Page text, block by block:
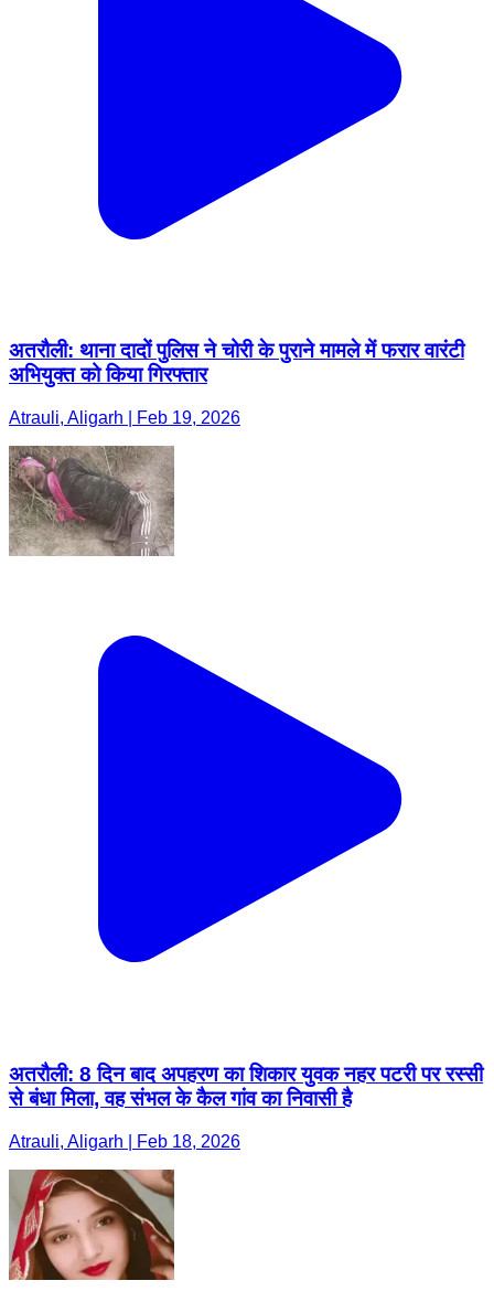
अतरौली: थाना दादों पुलिस ने चोरी के पुराने मामले में फरार वारंटी
अभियुक्त को किया गिरफ्तार
Atrauli, Aligarh | Feb 19, 2026
अतरौली: 8 दिन बाद अपहरण का शिकार युवक नहर पटरी पर रस्सी
से बंधा मिला, वह संभल के कैल गांव का निवासी है
Atrauli, Aligarh | Feb 18, 2026